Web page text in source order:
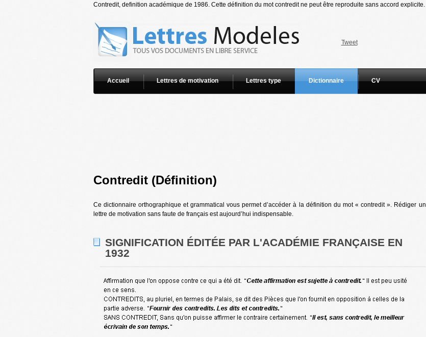
Contredit, definition académique de 1986. Cette définition du mot contredit ne peut être reproduite sans accord explicite.
Tweet
Accueil Lettres de motivation Lettres type Dictionnaire CV
Contredit (Définition)
Ce dictionnaire orthographique et grammatical vous permet d’accéder à la définition du mot « contredit ». Rédiger un
lettre de motivation sans faute de français est aujourd’hui indispensable.
SIGNIFICATION ÉDITÉE PAR L'ACADÉMIE FRANÇAISE EN
1932